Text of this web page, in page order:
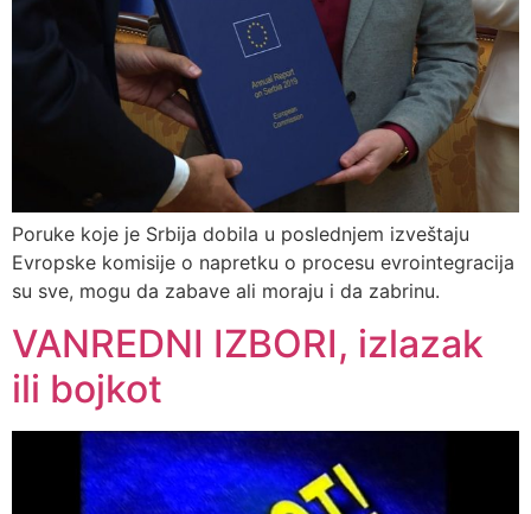
Poruke koje je Srbija dobila u poslednjem izveštaju
Evropske komisije o napretku o procesu evrointegracija
su sve, mogu da zabave ali moraju i da zabrinu.
VANREDNI IZBORI, izlazak
ili bojkot